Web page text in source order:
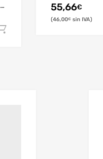
55,66€
46,00€